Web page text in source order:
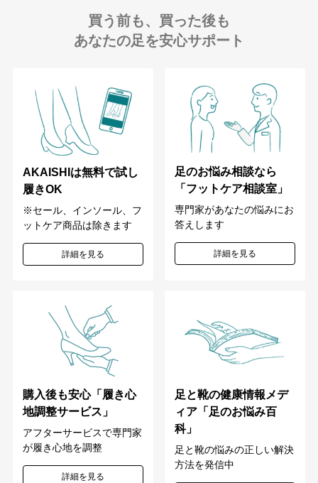
買う前も、買った後も
あなたの足を安心サポート
AKAISHIは無料で試し
履きOK
※セール、インソール、フ
ットケア商品は除きます
詳細を見る
足のお悩み相談なら
「フットケア相談室」
専門家があなたの悩みにお
答えします
詳細を見る
購入後も安心「履き心
地調整サービス」
アフターサービスで専門家
が履き心地を調整
詳細を見る
足と靴の健康情報メデ
ィア「足のお悩み百
科」
足と靴の悩みの正しい解決
方法を発信中